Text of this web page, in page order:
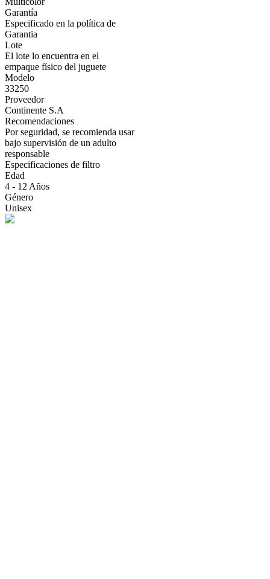
Garantía
Especificado en la política de
Garantia
Lote
El lote lo encuentra en el
empaque físico del juguete
Modelo
33250
Proveedor
Continente S.A
Recomendaciones
Por seguridad, se recomienda usar
bajo supervisión de un adulto
responsable
Especificaciones de filtro
Edad
4 - 12 Años
Género
Unisex